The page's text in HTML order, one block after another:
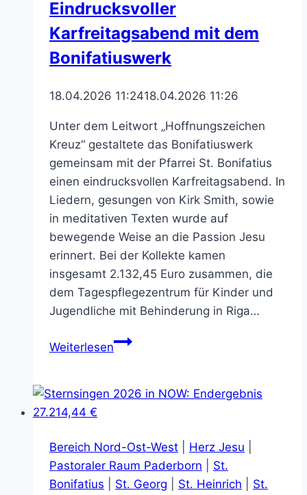
Eindrucksvoller
Karfreitagsabend mit dem
Bonifatiuswerk
18.04.2026 11:2418.04.2026 11:26
Unter dem Leitwort „Hoffnungszeichen
Kreuz“ gestaltete das Bonifatiuswerk
gemeinsam mit der Pfarrei St. Bonifatius
einen eindrucksvollen Karfreitagsabend. In
Liedern, gesungen von Kirk Smith, sowie
in meditativen Texten wurde auf
bewegende Weise an die Passion Jesu
erinnert. Bei der Kollekte kamen
insgesamt 2.132,45 Euro zusammen, die
dem Tagespflegezentrum für Kinder und
Jugendliche mit Behinderung in Riga…
WeiterlesenEindrucksvoller
dem
Bereich Nord-Ost-West Herz Jesu
Pastoraler Raum Paderborn
St.
Bonifatius
St. Georg St. Heinrich
St.